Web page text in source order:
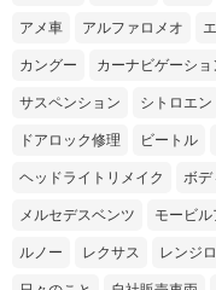
アメ車 アルファロメオ
カングー カーナビゲーショ
サスペンション シトロエン
ドアロック修理 ビートル
ヘッドライトリメイク ボ
メルセデスベンツ モービ
ルノー レクサス レンジ